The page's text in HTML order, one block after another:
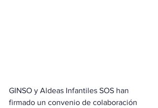
GINSO y Aldeas Infantiles SOS han
firmado un convenio de colaboración